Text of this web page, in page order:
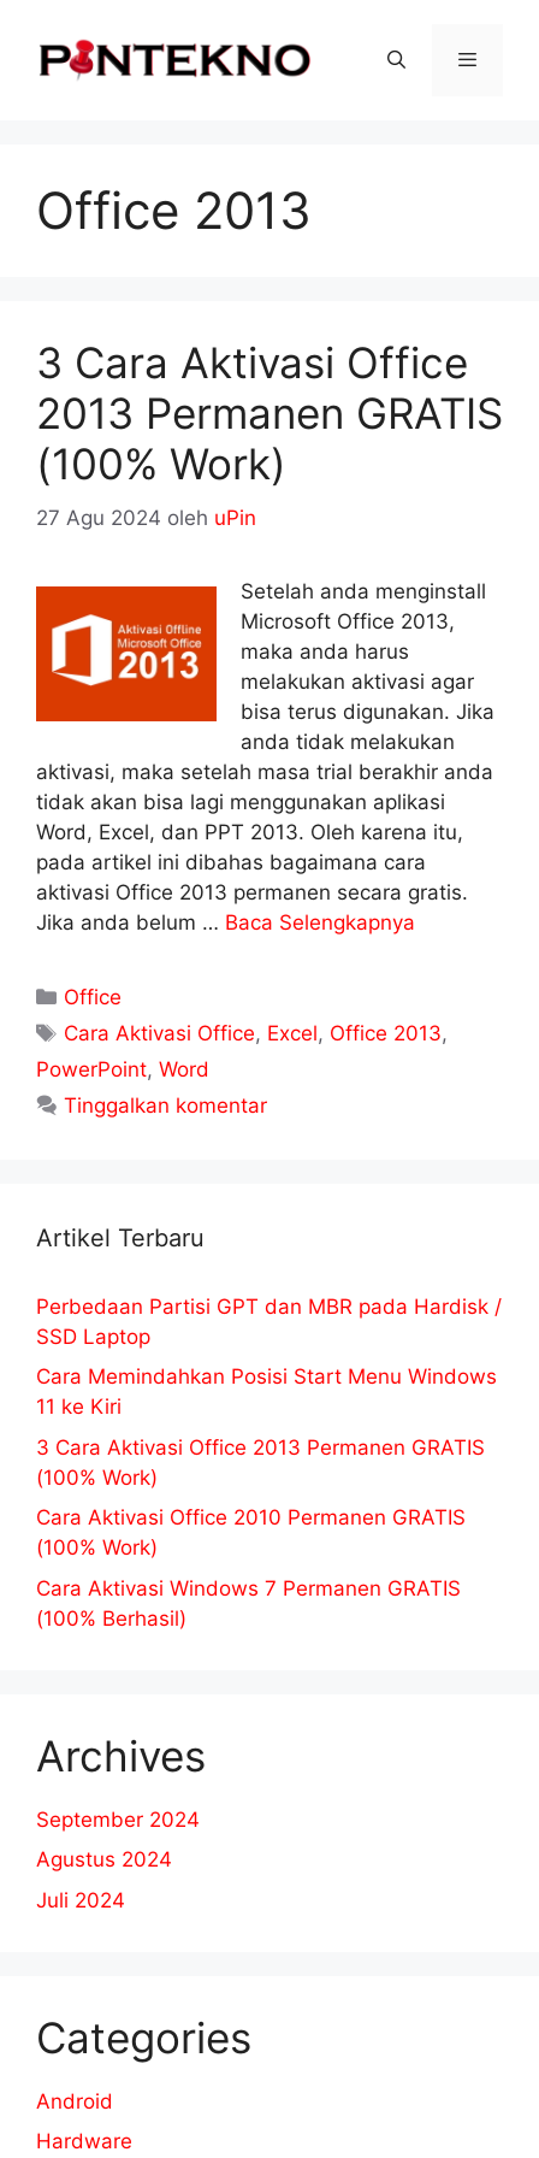
Office 2013
3 Cara Aktivasi Office
2013 Permanen GRATIS
(100% Work)
27 Agu 2024 oleh uPin
Setelah anda menginstall
Microsoft Office 2013,
maka anda harus
melakukan aktivasi agar
bisa terus digunakan. Jika
anda tidak melakukan
aktivasi, maka setelah masa trial berakhir anda
tidak akan bisa lagi menggunakan aplikasi
Word, Excel, dan PPT 2013. Oleh karena itu,
pada artikel ini dibahas bagaimana cara
aktivasi Office 2013 permanen secara gratis.
Jika anda belum … Baca Selengkapnya
Kategori
Office
Tag
Cara Aktivasi Office, Excel, Office 2013,
PowerPoint, Word
Tinggalkan komentar
Artikel Terbaru
Perbedaan Partisi GPT dan MBR pada Hardisk /
SSD Laptop
Cara Memindahkan Posisi Start Menu Windows
11 ke Kiri
3 Cara Aktivasi Office 2013 Permanen GRATIS
(100% Work)
Cara Aktivasi Office 2010 Permanen GRATIS
(100% Work)
Cara Aktivasi Windows 7 Permanen GRATIS
(100% Berhasil)
Archives
September 2024
Agustus 2024
Juli 2024
Categories
Android
Hardware